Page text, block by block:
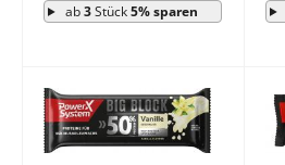
ab3Stück5% sparen